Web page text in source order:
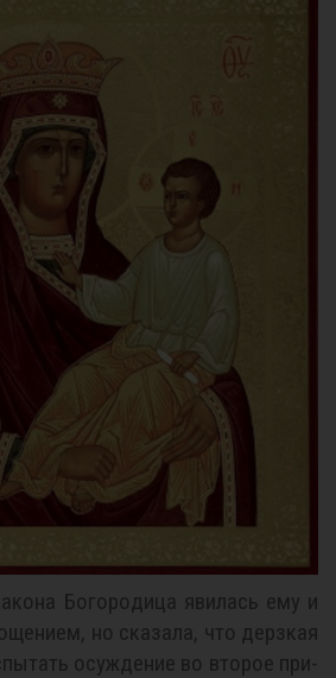
Бо­го­ро­ди­ца яви­лась ему и
но ска­за­ла, что дерз­кая
осуж­де­ние во вто­рое при­